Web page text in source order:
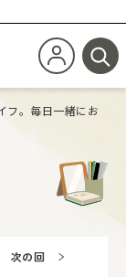
新規会員登
検
フ。毎日一緒にお
次の回